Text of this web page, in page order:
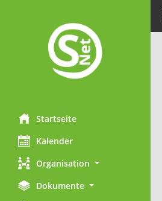
Startseite
Kalender
Organisation
Dokumente